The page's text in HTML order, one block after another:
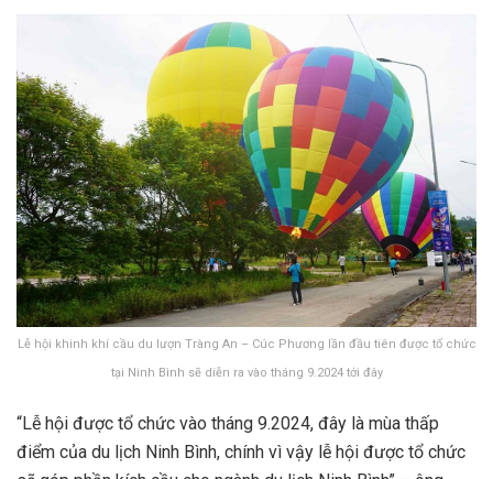
Lễ hội khinh khí cầu du lượn Tràng An – Cúc Phương lần đầu tiên được tổ chức
tại Ninh Bình sẽ diễn ra vào tháng 9.2024 tới đây
“Lễ hội được tổ chức vào tháng 9.2024, đây là mùa thấp
điểm của du lịch Ninh Bình, chính vì vậy lễ hội được tổ chức